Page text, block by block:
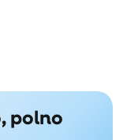
polno